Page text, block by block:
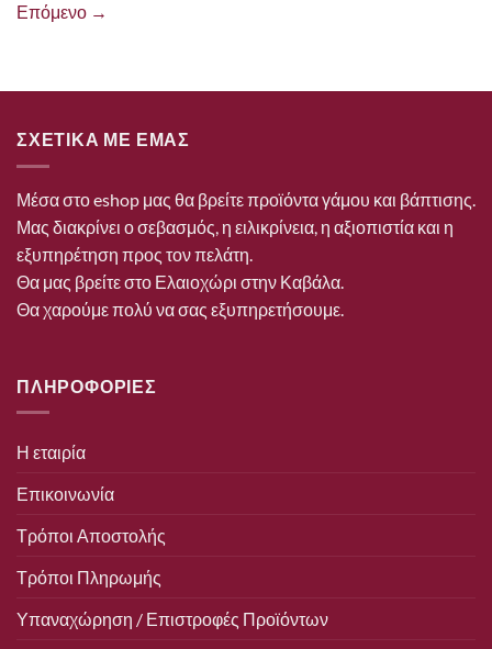
Επόμενο →
ΣΧΕΤΙΚΑ ΜΕ ΕΜΑΣ
Μέσα στο eshop μας θα βρείτε προϊόντα γάμου και βάπτισης.
Μας διακρίνει ο σεβασμός, η ειλικρίνεια, η αξιοπιστία και η
εξυπηρέτηση προς τον πελάτη.
Θα μας βρείτε στο Ελαιοχώρι στην Καβάλα.
Θα χαρούμε πολύ να σας εξυπηρετήσουμε.
ΠΛΗΡΟΦΟΡΙΕΣ
Η εταιρία
Επικοινωνία
Τρόποι Αποστολής
Τρόποι Πληρωμής
Υπαναχώρηση / Επιστροφές Προϊόντων